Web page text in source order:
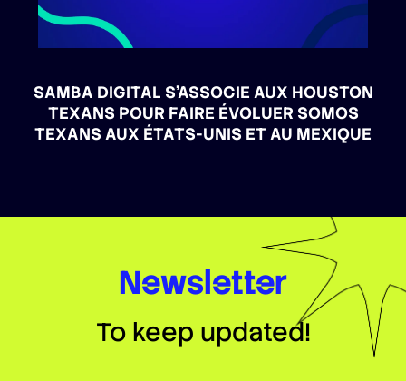
SAMBA DIGITAL S’ASSOCIE AUX HOUSTON
TEXANS POUR FAIRE ÉVOLUER SOMOS
TEXANS AUX ÉTATS-UNIS ET AU MEXIQUE
Newsletter
To keep updated!